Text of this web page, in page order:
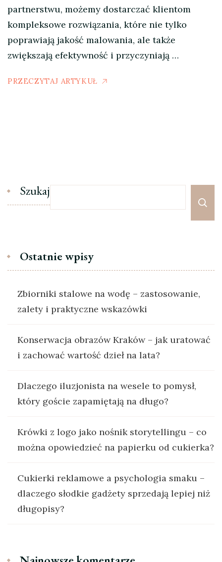
partnerstwu, możemy dostarczać klientom
kompleksowe rozwiązania, które nie tylko
poprawiają jakość malowania, ale także
zwiększają efektywność i przyczyniają …
PRZECZYTAJ ARTYKUŁ
Szukaj
Ostatnie wpisy
Zbiorniki stalowe na wodę – zastosowanie,
zalety i praktyczne wskazówki
Konserwacja obrazów Kraków – jak uratować
i zachować wartość dzieł na lata?
Dlaczego iluzjonista na wesele to pomysł,
który goście zapamiętają na długo?
Krówki z logo jako nośnik storytellingu – co
można opowiedzieć na papierku od cukierka?
Cukierki reklamowe a psychologia smaku –
dlaczego słodkie gadżety sprzedają lepiej niż
długopisy?